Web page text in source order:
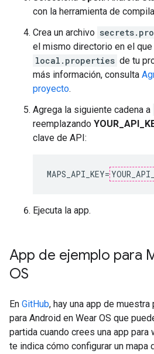
con la herramienta de
Crea un archivo
el mismo directorio en el
local.properties de tu
más información, consulta
proyecto.
Agrega la siguiente cadena a
reemplazando
clave de API:
MAPS_API_KEY=
Ejecuta la app.
App de ejemplo para
OS
En GitHub, hay una app de
para Android en Wear OS que
partida cuando crees una app para
te indica cómo configurar un mapa